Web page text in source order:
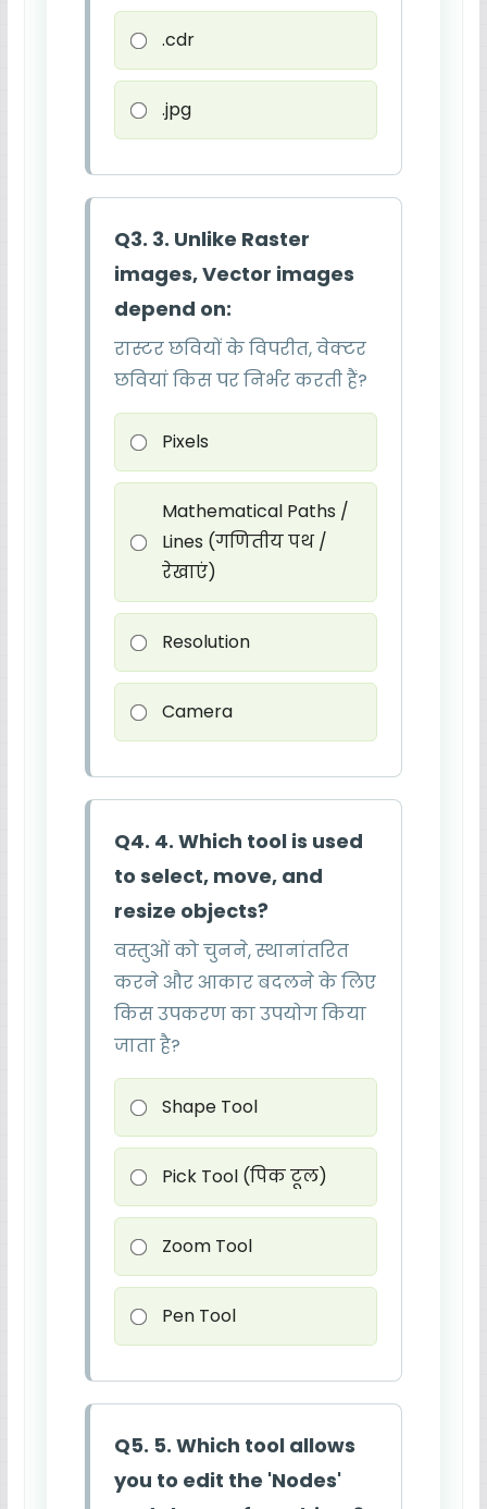
.cdr
.jpg
Q3. 3. Unlike Raster
images, Vector images
depend on:
रास्टर छवियों के विपरीत, वेक्टर
छवियां किस पर निर्भर करती हैं?
Pixels
Mathematical Paths /
Lines (गणितीय पथ /
रेखाएं)
Resolution
Camera
Q4. 4. Which tool is used
to select, move, and
resize objects?
वस्तुओं को चुनने, स्थानांतरित
करने और आकार बदलने के लिए
किस उपकरण का उपयोग किया
जाता है?
Shape Tool
Pick Tool (पिक टूल)
Zoom Tool
Pen Tool
Q5. 5. Which tool allows
you to edit the 'Nodes'